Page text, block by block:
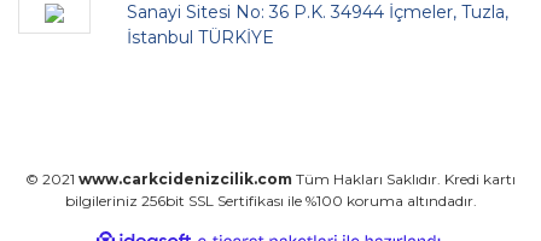
Sanayi Sitesi No: 36 P.K. 34944 İçmeler, Tuzla,
İstanbul TÜRKİYE
© 2021 www.carkcidenizcilik.com Tüm Hakları Saklıdır. Kredi kartı
bilgileriniz 256bit SSL Sertifikası ile %100 koruma altındadır.